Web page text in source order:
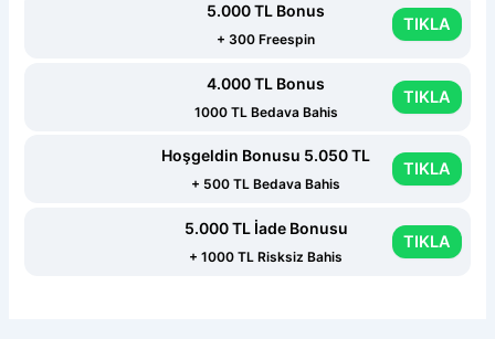
5.000 TL Bonus
+ 300 Freespin
TIKLA
4.000 TL Bonus
1000 TL Bedava Bahis
TIKLA
Hoşgeldin Bonusu 5.050 TL
+ 500 TL Bedava Bahis
TIKLA
5.000 TL İade Bonusu
+ 1000 TL Risksiz Bahis
TIKLA